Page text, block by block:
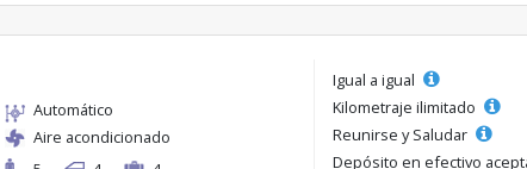
Automático
Aire acondicionado
Igual a igual
Kilometraje ilimitado
Reunirse y Saludar
Depósito en efectivo